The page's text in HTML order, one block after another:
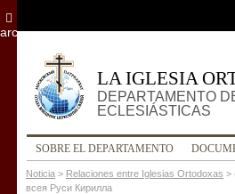
LA IGLESIA
DEPARTAMENTO
ECLESIÁSTICAS
SOBRE EL DEPARTAMENTO
Noticia > Relaciones entre Iglesias Ortodoxas >
всея Руси Кирилла
archivo